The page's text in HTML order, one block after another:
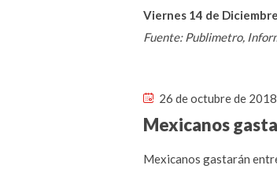
Viernes 14 de
Fuente: Publimetro,
26 de octubre de 2018
Mexicanos
Mexicanos gastarán